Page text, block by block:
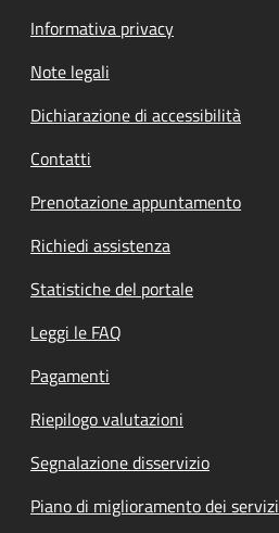
Informativa privacy
Note legali
Dichiarazione di accessibilità
Contatti
Prenotazione appuntamento
Richiedi assistenza
Statistiche del portale
Leggi le FAQ
Pagamenti
Riepilogo valutazioni
Segnalazione disservizio
Piano di miglioramento dei servizi